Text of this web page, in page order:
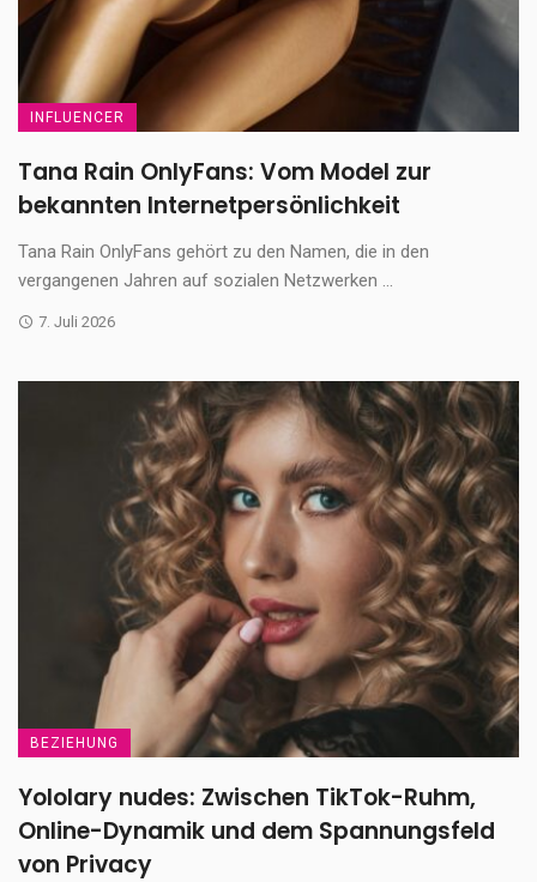
INFLUENCER
Tana Rain OnlyFans: Vom Model zur
bekannten Internetpersönlichkeit
Tana Rain OnlyFans gehört zu den Namen, die in den
vergangenen Jahren auf sozialen Netzwerken ...
7. Juli 2026
BEZIEHUNG
Yololary nudes: Zwischen TikTok-Ruhm,
Online-Dynamik und dem Spannungsfeld
von Privacy